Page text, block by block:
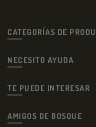
CATEGORÍAS DE
NECESITO AYUDA
TE PUEDE INTERESAR
AMIGOS DE BOSQUE